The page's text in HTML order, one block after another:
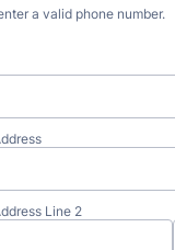
a valid phone number.
Line 2